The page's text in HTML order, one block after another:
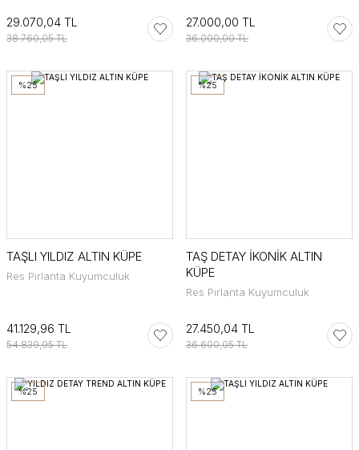
29.070,04 TL
38.760,05 TL
27.000,00 TL
36.000,00 TL
%25
TAŞLI YILDIZ ALTIN KÜPE
Res Pırlanta Kuyumculuk
41.129,96 TL
54.839,95 TL
%25
TAŞ DETAY İKONİK ALTIN
KÜPE
Res Pırlanta Kuyumculuk
27.450,04 TL
36.600,05 TL
%25 %25